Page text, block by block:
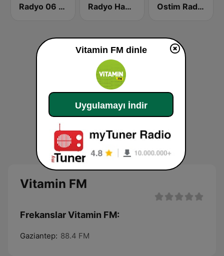
Radyo 06 FM Radyo Hamsi Ostim Radyo
Vitamin FM
Frekanslar Vitamin FM:
Gaziantep: 88.4 FM
Vitamin FM dinle
Uygulamayı İndir